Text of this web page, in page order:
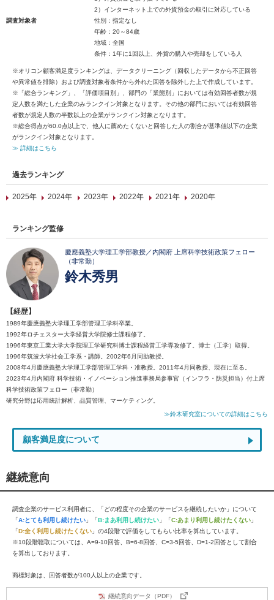
2）インターネット上での外貨預金の取引に対応している
調査対象者
性別：指定なし
年齢：20～84歳
地域：全国
条件：1年に1回以上、外貨の購入や売却をしている人
※オリコン顧客満足度ランキングは、データクリーニング（回収したデータから不正回答
や異常値を排除）および調査対象者条件から外れた回答を除外した上で作成しています。
※「総合ランキング」、「評価項目別」、部門の「業態別」においては有効回答者数が規
定人数を満たした企業のみランクイン対象となります。その他の部門においては有効回答
者数が規定人数の半数以上の企業がランクイン対象となります。
※総合得点が60.0点以上で、他人に薦めたくないと回答した人の割合が基準値以下の企業
がランクイン対象となります。
≫ 詳細はこちら
過去ランキング
2025年 2024年 2023年 2022年 2021年 2020年
ランキング監修
慶應義塾大学理工学部教授／内閣府 上席科学技術政策フェロー
（非常勤）
鈴木秀男
【経歴】
1989年慶應義塾大学理工学部管理工学科卒業。
1992年ロチェスター大学経営大学院修士課程修了。
1996年東京工業大学大学院理工学研究科博士課程経営工学専攻修了。博士（工学）取得。
1996年筑波大学社会工学系・講師。2002年6月同助教授。
2008年4月慶應義塾大学理工学部管理工学科・准教授。2011年4月同教授、現在に至る。
2023年4月内閣府 科学技術・イノベーション推進事務局参事官（インフラ・防災担当）付上席
科学技術政策フェロー（非常勤）
研究分野は応用統計解析、品質管理、マーケティング。
≫鈴木研究室についての詳細はこちら
顧客満足度について
継続意向
調査企業のサービス利用者に、「どの程度その企業のサービスを継続したいか」について
「A:とても利用し続けたい 」「B:まあ利用し続けたい 」「C:あまり利用し続けたくない 」
「D:全く利用し続けたくない 」の4段階で評価をしてもらい比率を算出しています。
※10段階聴取については、A=9-10回答、B=6-8回答、C=3-5回答、D=1-2回答として割合
を算出しております。
商標対象は、回答者数が100人以上の企業です。
継続意向データ（PDF）